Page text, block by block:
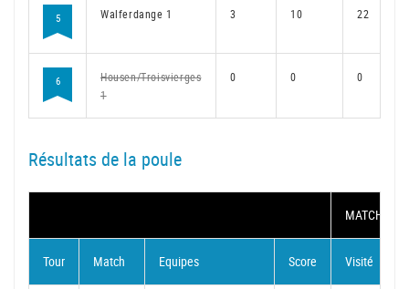
5 Walferdange 1 3 10 22
6
Housen/Troisvierges
1
0 0 0
Résultats de la poule
MATCH
Tour Match Equipes Score Visité